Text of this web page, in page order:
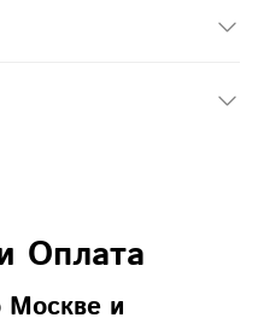
Оплата
Москве и